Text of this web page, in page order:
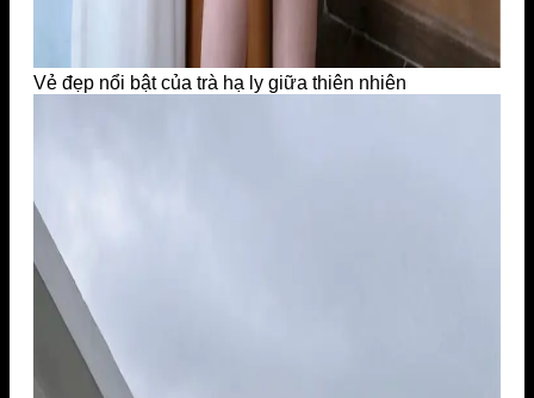
Vẻ đẹp nổi bật của trà hạ ly giữa thiên nhiên